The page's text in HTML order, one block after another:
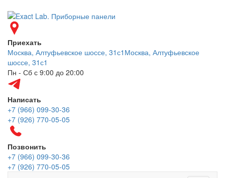
Приехать
Москва, Алтуфьевское шоссе, 31с1 Москва, Алтуфьевское
шоссе, 31с1
Пн - Сб с 9:00 до 20:00
Написать
+7 (966) 099-30-36
+7 (926) 770-05-05
Позвонить
+7 (966) 099-30-36
+7 (926) 770-05-05